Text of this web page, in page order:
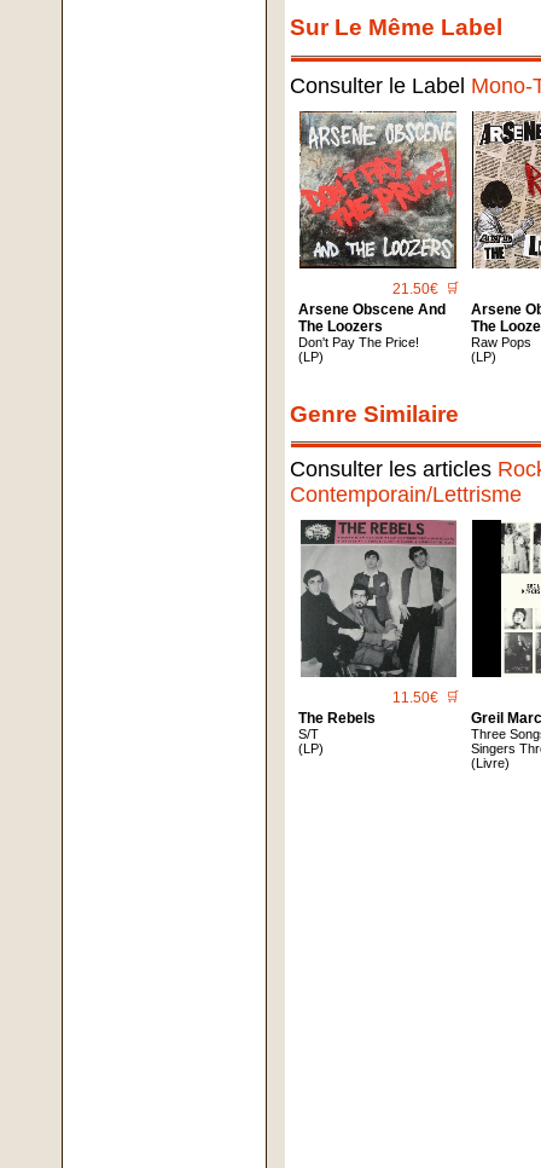
Sur Le Même Label
Consulter le Label Mono-
21.50€ 🛒
Arsene Obscene And
The Loozers
Don't Pay The Price!
(LP)
Arsene
The
Raw Pops
(LP)
Genre Similaire
Consulter les articles
Contemporain/Lettrisme
11.50€ 🛒
The Rebels
S/T
(LP)
Greil
Three
Singers
(Livre)